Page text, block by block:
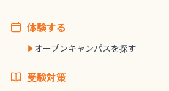
体験する
オープンキャンパスを探す
受験対策